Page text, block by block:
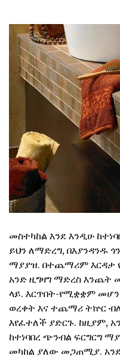
መስተካከል እንደ እንዲሁ
ይህን ለማድረግ, በእያንዳንዱ
ማያያዝ. በተጨማሪም እርዳታ
አንድ ዚግዛግ ማድረስ
ላይ. እርጥበት-የሚቋቋም
ወረቀት እና ተጨማሪ ትኵር
እየፈተለች ያድርጉ. ከዚያም,
ከተነባበረ ጭንብል ፍርግርግ
መካከል ያለው መጋጠሚያ.